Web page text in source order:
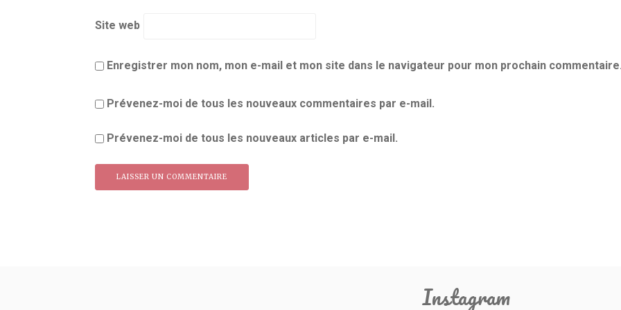
Site web
Enregistrer mon nom, mon e-mail et mon site dans le navigateur pour mon prochain
Prévenez-moi de tous les nouveaux commentaires par e-mail.
Prévenez-moi de tous les nouveaux articles par e-mail.
Instagram